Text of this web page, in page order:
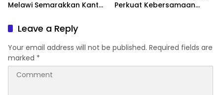
Melawi Semarakkan Kantor
Putih
Perkuat Kebersamaan
Leave a Reply
Your email address will not be published. Required fields are
marked *